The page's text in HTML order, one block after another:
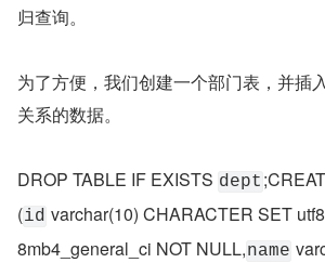
归查询。
为了方便，我们创建一个部门表，并插
关系的数据。
DROP TABLE IF EXISTS dept
(id varchar(10) CHARACTER SET
8mb4_general_ci NOT NULL,name